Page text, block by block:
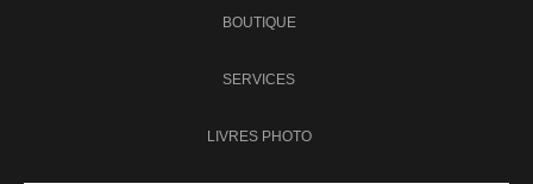
BOUTIQUE
SERVICES
LIVRES PHOTO